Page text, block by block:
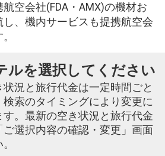
空会社(FDA・AMX)の機材お
、機内サービスも提携航空会
ルを選択してください
況と旅行代金は一定時間ごと
索のタイミングにより変更に
。最新の空き状況と旅行代金
選択内容の確認・変更」画面